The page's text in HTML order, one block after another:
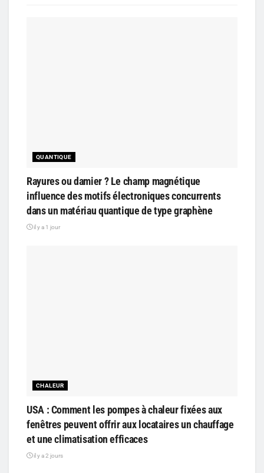
QUANTIQUE
Rayures ou damier ? Le champ magnétique
influence des motifs électroniques concurrents
dans un matériau quantique de type graphène
il y a 1 jour
CHALEUR
USA : Comment les pompes à chaleur fixées aux
fenêtres peuvent offrir aux locataires un chauffage
et une climatisation efficaces
il y a 2 jours